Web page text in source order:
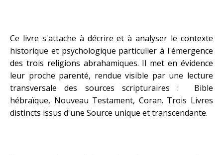
Ce livre s'attache à décrire et à analyser le contexte
historique et psychologique particulier à l'émergence
des trois religions abrahamiques. Il met en évidence
leur proche parenté, rendue visible par une lecture
transversale des sources scripturaires : Bible
hébraïque, Nouveau Testament, Coran. Trois Livres
distincts issus d'une Source unique et transcendante.